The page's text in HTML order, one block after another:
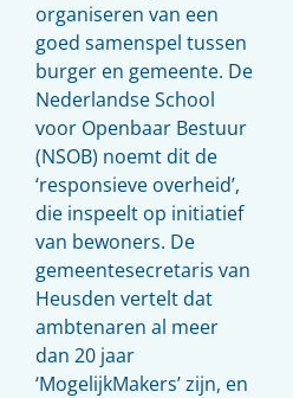
organiseren van een
goed samenspel tussen
burger en gemeente. De
Nederlandse School
voor Openbaar Bestuur
(NSOB) noemt dit de
‘responsieve overheid’,
die inspeelt op initiatief
van bewoners. De
gemeentesecretaris van
Heusden vertelt dat
ambtenaren al meer
dan 20 jaar
‘MogelijkMakers’ zijn, en